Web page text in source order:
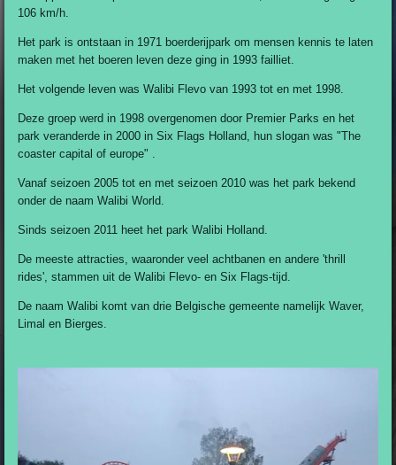
t
r
r
e
e
n
e
n
e
n n
106 km/h.
Het park is ontstaan in 1971 boerderijpark om mensen kennis te laten
maken met het boeren leven deze ging in 1993 failliet.
Het volgende leven was Walibi Flevo van 1993 tot en met 1998.
Deze groep werd in 1998 overgenomen door Premier Parks en het
park veranderde in 2000 in Six Flags Holland, hun slogan was "The
coaster capital of europe" .
Vanaf seizoen 2005 tot en met seizoen 2010 was het park bekend
onder de naam Walibi World.
Sinds seizoen 2011 heet het park Walibi Holland.
De meeste attracties, waaronder veel achtbanen en andere 'thrill
rides', stammen uit de Walibi Flevo- en Six Flags-tijd.
De naam Walibi komt van drie Belgische gemeente namelijk Waver,
Limal en Bierges.